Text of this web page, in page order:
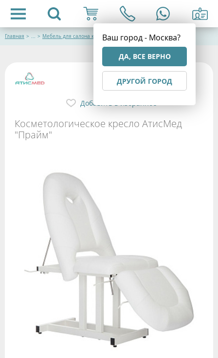
Ваш город - Москва?
ДА, ВСЕ ВЕРНО
ДРУГОЙ ГОРОД
Главная > ... > Мебель для салона красоты
Косметологическое кресло АтисМед
"Прайм"
Добавить в избранное